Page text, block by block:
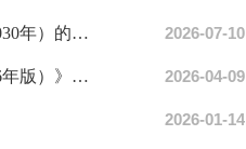
国家卫生健康委办公厅关于开展老年合理用药促进行动（2026—2030年）的通知 2026-07-10
陕西省卫生健康委关于印发《陕西省健康体重管理服务规范（2026年版）》的通知 2026-04-09
2026-01-14